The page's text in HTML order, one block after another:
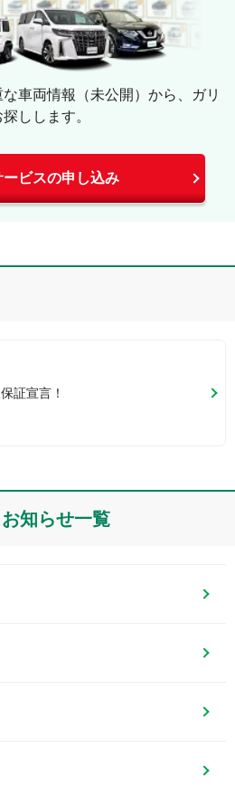
車両情報（未公開）から、ガリ
しします。
ービスの申し込み
証宣言！
知らせ一覧